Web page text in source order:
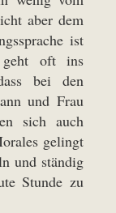
aber dem
ist
geht oft ins
bei den
und Frau
sich auch
gelingt
und ständig
Stunde zu